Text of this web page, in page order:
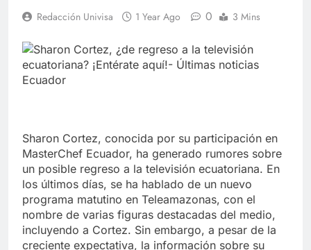
Redacción Univisa 1 Year Ago 0 3 Mins
Sharon Cortez, conocida por su participación en
MasterChef Ecuador, ha generado rumores sobre
un posible regreso a la televisión ecuatoriana. En
los últimos días, se ha hablado de un nuevo
programa matutino en Teleamazonas, con el
nombre de varias figuras destacadas del medio,
incluyendo a Cortez. Sin embargo, a pesar de la
creciente expectativa, la información sobre su